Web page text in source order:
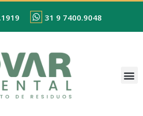
31 9 7400.9048